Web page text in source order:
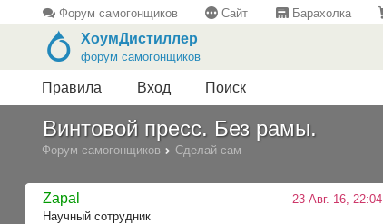
Форум самогонщиков Сайт Барахолка
ХоумДистиллер
форум самогонщиков
Правила Вход Поиск
Винтовой пресс. Без рамы.
Форум самогонщиков Сделай сам
Zapal
Научный сотрудник
23 Авг. 16, 22:04